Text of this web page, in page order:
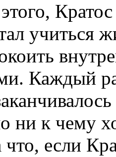
учиться
Каждый
ни к чему
что, если